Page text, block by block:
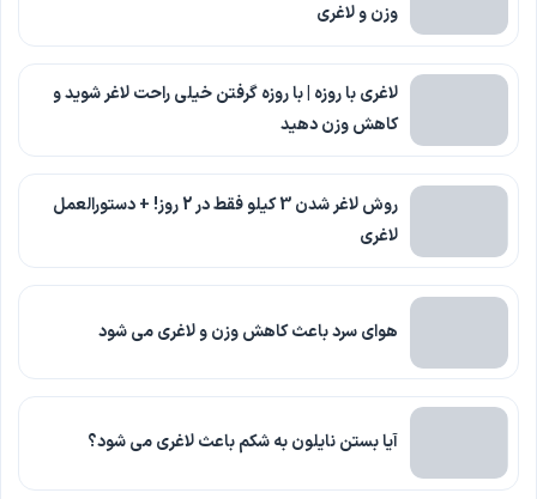
وزن و لاغری
لاغری با روزه | با روزه گرفتن خیلی راحت لاغر شوید و
کاهش وزن دهید
روش لاغر شدن 3 کیلو فقط در 2 روز! + دستورالعمل
لاغری
هوای سرد باعث کاهش وزن و لاغری می شود
آیا بستن نایلون به شکم باعث لاغری می شود؟